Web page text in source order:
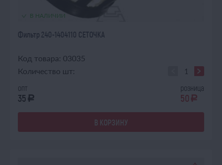
В НАЛИЧИИ
Фильтр 240-1404110 СЕТОЧКА
Код товара: 03035
Количество шт:
опт
35 a
розница
50 a
В КОРЗИНУ